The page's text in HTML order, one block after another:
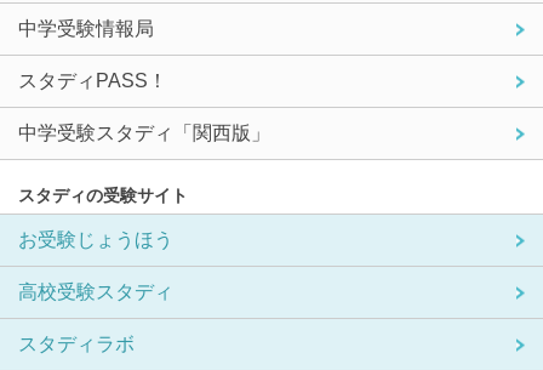
中学受験情報局
スタディPASS！
中学受験スタディ「関西版」
スタディの受験サイト
お受験じょうほう
高校受験スタディ
スタディラボ